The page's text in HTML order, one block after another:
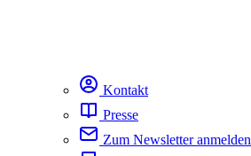
Kontakt
Presse
Zum Newsletter anmelden